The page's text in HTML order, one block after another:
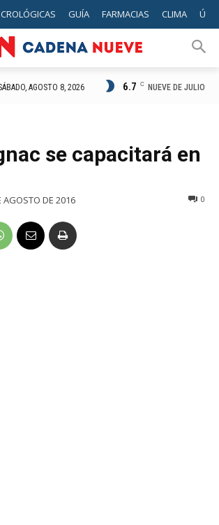
GUÍA FARMACIAS CLIMA
AGOSTO 8, 2026 6.7 C NUEVE DE JULIO
se capacitará en
AGOSTO DE 2016 0